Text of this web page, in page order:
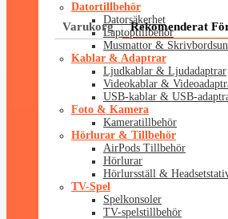
Varukorg Rekomenderat
Datortillbehör
Datorsäkerhet
Laptoptillbehör
Musmattor &
Kablar & Adaptrar
Ljudkablar & Ljudadaptrar
Videokablar &
USB-kablar & USB-
Foto & Kamera
Kameratillbehör
Hörlurar & Tillbehör
AirPods Tillbehör
Hörlurar
Hörlursställ &
TV-Spel
Spelkonsoler
TV-spelstillbehör